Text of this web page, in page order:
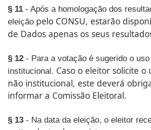
§ 11 - Após a homologação dos
eleição pelo CONSU, estarão
de Dados apenas os seus
§ 12 - Para a votação é sugerido o
institucional. Caso o eleitor solicite o
não institucional, este deverá
informar a Comissão Eleitoral.
§ 13 - Na data da eleição, o eleitor